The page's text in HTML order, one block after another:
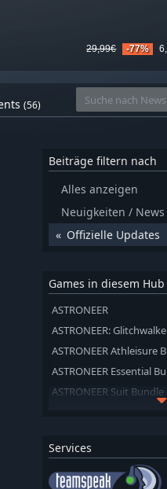
29,99€ -77%
(56)
Beiträge filtern nach
Alles anzeigen
Neuigkeiten / News
Offizielle Updates
Games in diesem Hub
ASTRONEER
ASTRONEER:
ASTRONEER Athleisure
ASTRONEER Essential
ASTRONEER Suit Bundle
Pack
Astroneer: Megatech
Services